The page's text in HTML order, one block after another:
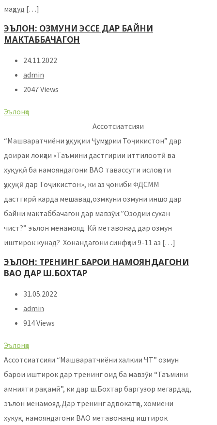
маҳдуд […]
ЭЪЛОН: ОЗМУНИ ЭССЕ ДАР БАЙНИ
МАКТАББАЧАГОН
24.11.2022
admin
2047 Views
Эълонҳо
Ассотсиатсияи
“Машваратчиёни ҳуқуқии Ҷумҳурии Тоҷикистон” дар
доираи лоиҳаи «Таъмини дастгирии иттилоотӣ ва
хуқуқӣ ба намояндагони ВАО тавассути ислоҳоти
ҳуқуқӣ дар Тоҷикистон», ки аз ҷониби ФДСММ
дастгирӣ карда мешавад,озмкуни озмуни иншо дар
байни мактаббачагон дар мавзӯи:”Озодии сухан
чист?” эълон менамояд. Кӣ метавонад дар озмун
иштирок кунад? Хонандагони синфҳои 9-11 аз […]
ЭЪЛОН: ТРЕНИНГ БАРОИ НАМОЯНДАГОНИ
ВАО ДАР Ш.БОХТАР
31.05.2022
admin
914 Views
Эълонҳо
Ассотсиатсияи “Машваратчиёни халкии ЧТ” озмун
барои иштирок дар тренинг оид ба мавзӯи “Таъмини
амнияти рақамӣ”, ки дар ш.Бохтар баргузор мегардад,
эълон менамояд.Дар тренинг адвокатҳо, хомиёни
хукук, намояндагони ВАО метавонанд иштирок